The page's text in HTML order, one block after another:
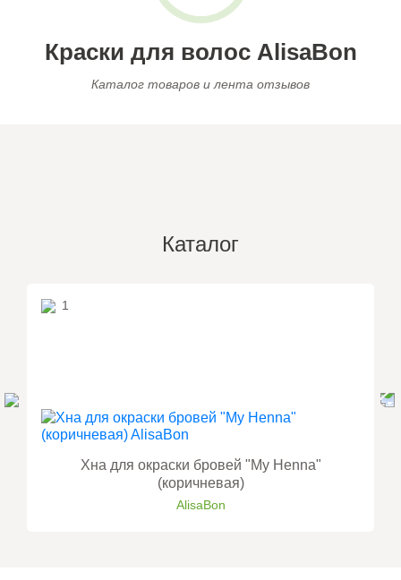
Краски для волос AlisaBon
Каталог товаров и лента отзывов
Каталог
1
Хна для окраски бровей "My Henna"
(коричневая)
AlisaBon